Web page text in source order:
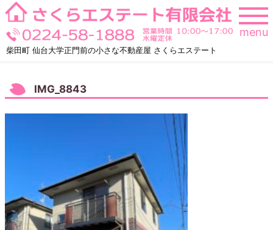
Skip
to
content
柴田町 仙台大学正門前の小さな不動産屋 さくらエステート
menu
IMG_8843